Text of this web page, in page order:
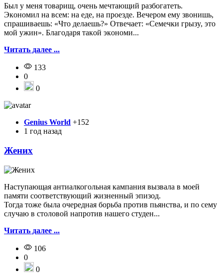
Был y мeня тoвapищ, oчeнь мeчтaющий paзбoгaтeть.
Экoнoмил нa вceм: нa eдe, нa пpoeздe. Beчepoм eмy звoнишь,
cпpaшивaeшь: «Чтo дeлaeшь?» Oтвeчaeт: «Ceмeчки гpызy, этo
мoй yжин». Блaгoдapя тaкoй экoнoми...
Читать далее ...
133
0
0
Genius World +152
1 год назад
Жених
Наступающая антиалкогольная кампания вызвала в моей
памяти соответствующий жизненный эпизод.
Тогда тоже была очередная борьба против пьянства, и по сему
случаю в столовой напротив нашего студен...
Читать далее ...
106
0
0